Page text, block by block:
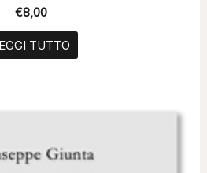
€8,00
TUTTO